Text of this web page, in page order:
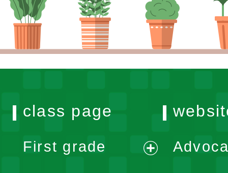
class page
First grade